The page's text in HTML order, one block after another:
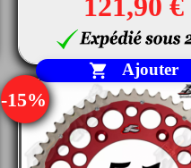
121,90 €
 Ajouter
-15%